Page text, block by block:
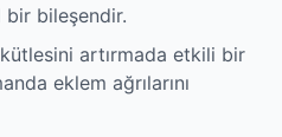
bileşendir.
artırmada etkili bir
eklem ağrılarını